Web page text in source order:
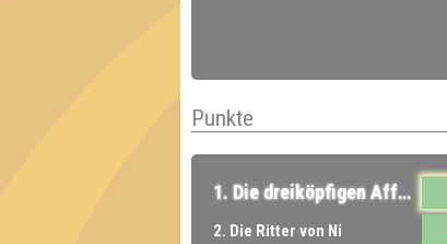
Punkte
1. Die dreiköpfigen Affen
2. Die Ritter von Ni